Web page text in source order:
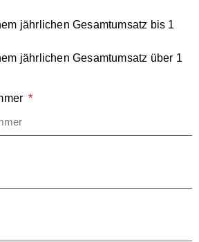
jährlichen Gesamtumsatz bis 1
jährlichen Gesamtumsatz über 1